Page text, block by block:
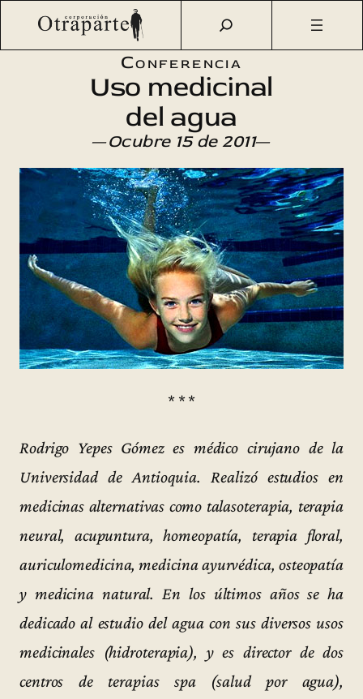
Saltar
Otraparte.org/Agenda Cultural Ciencia
Uso medicinal
Conferencia
Uso medicinal
del agua
—Ocubre 15 de 2011—
* * *
Rodrigo Yepes Gómez es médico cirujano de la
Universidad de Antioquia. Realizó estudios en
medicinas alternativas como talasoterapia, terapia
neural, acupuntura, homeopatía, terapia floral,
auriculomedicina, medicina ayurvédica, osteopatía
y medicina natural. En los últimos años se ha
dedicado al estudio del agua con sus diversos usos
medicinales (hidroterapia), y es director de dos
centros de terapias spa (salud por agua),